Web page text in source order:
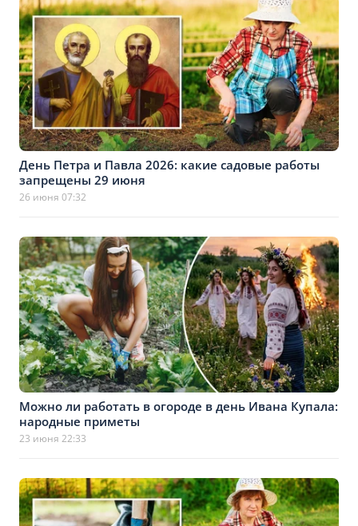
День Петра и Павла 2026: какие садовые работы
запрещены 29 июня
26 июня 07:32
Можно ли работать в огороде в день Ивана Купала:
народные приметы
23 июня 22:33